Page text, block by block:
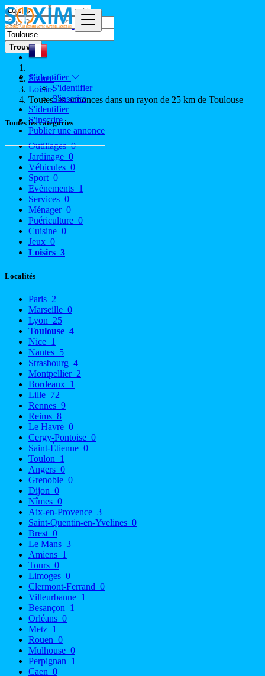
S'identifier
S'identifier
S'inscrire
S'identifier
S'inscrire
Publier une annonce
Trouver
France
Loisirs
Toutes les annonces dans un rayon de 25 km de Toulouse
Toutes les catégories
Outillages0
Jardinage 0
Véhicules 0
Sport 0
Evénements 1
Services 0
Ménager 0
Puériculture 0
Cuisine 0
Jeux 0
Loisirs 3
Localités
Paris 2
Marseille 0
Lyon 25
Toulouse 4
Nice 1
Nantes 5
Strasbourg 4
Montpellier 2
Bordeaux 1
Lille 72
Rennes 9
Reims 8
Le Havre 0
Cergy-Pontoise 0
Saint-Étienne 0
Toulon 1
Angers 0
Grenoble 0
Dijon 0
Nîmes 0
Aix-en-Provence 3
Saint-Quentin-en-Yvelines 0
Brest 0
Le Mans 3
Amiens 1
Tours 0
Limoges 0
Clermont-Ferrand 0
Villeurbanne 1
Besançon 1
Orléans 0
Metz 1
Rouen 0
Mulhouse 0
Perpignan 1
Caen 0